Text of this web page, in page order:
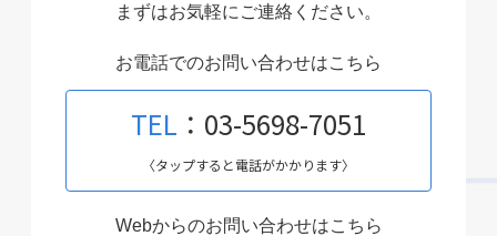
まずはお気軽にご連絡ください。
お電話でのお問い合わせはこちら
TEL ：03-5698-7051
〈タップすると電話がかかります〉
Webからのお問い合わせはこちら